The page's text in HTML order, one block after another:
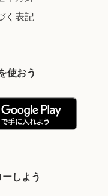
く表記
使おう
しよう